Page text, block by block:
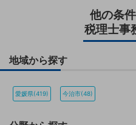
他の条
税理士事
地域から探す
愛媛県(419) 今治市(48)